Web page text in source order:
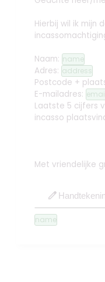
Hierbij wil ik mijn
Naam: name
Adres: address
Postcode +
E-mailadres:
Laatste 5 cijfers
incasso
Met vriendelijke
edit
name